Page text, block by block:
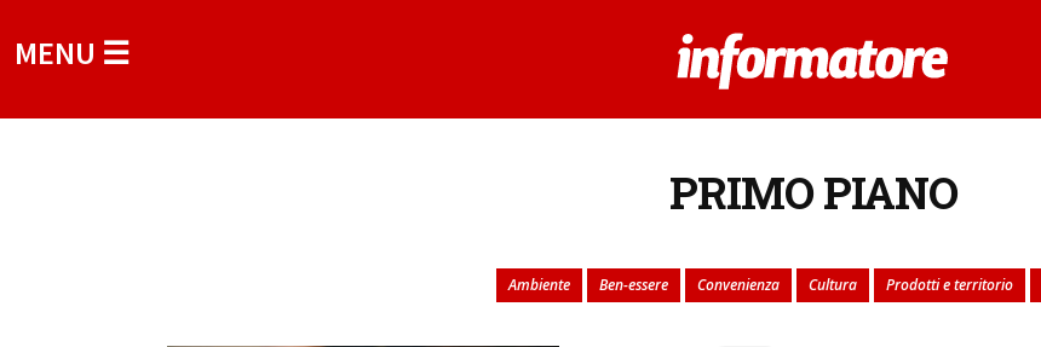
MENU ☰
PRIMO PIANO
Ambiente Ben-essere Convenienza Cultura Prodotti e territorio